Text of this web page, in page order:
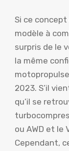
Si ce
modèle à
surpris de le
la même
2023. S’il
qu’il se
ou AWD et le
Cependant,